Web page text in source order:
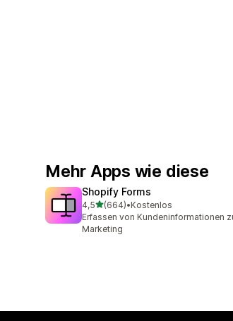
Mehr Apps wie diese
Shopify Forms
4,5von 5 Sternen
(664)
664 Rezensionen insgesamt
•Kostenlos
Erfassen von Kundeninformationen
Marketing